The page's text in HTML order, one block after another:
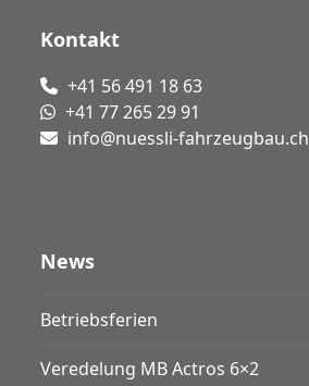
Kontakt
+41 56 491 18 63
+41 77 265 29 91
info@nuessli-fahrzeugbau.ch
News
Betriebsferien
Veredelung MB Actros 6×2